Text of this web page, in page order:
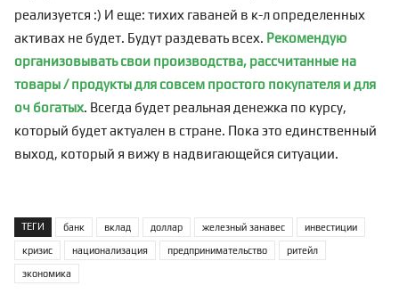
реализуется :) И еще: тихих гаваней в к-л определенных
активах не будет. Будут раздевать всех. Рекомендую
организовывать свои производства, рассчитанные на
товары / продукты для совсем простого покупателя и для
оч богатых. Всегда будет реальная денежка по курсу,
который будет актуален в стране. Пока это единственный
выход, который я вижу в надвигающейся ситуации.
ТЕГИ банк вклад доллар железный занавес инвестиции
кризис национализация предпринимательство ритейл
экономика